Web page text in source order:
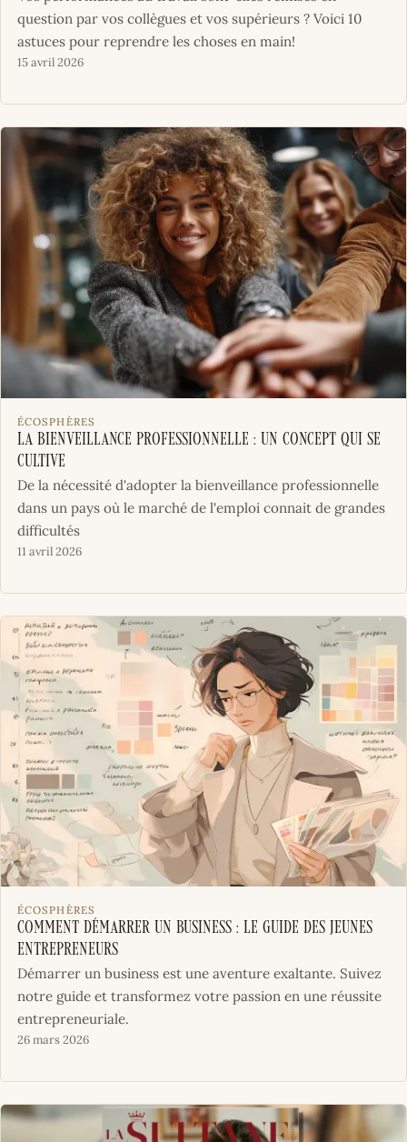
question par vos collègues et vos supérieurs ? Voici 10
astuces pour reprendre les choses en main!
15 avril 2026
ÉCOSPHÈRES
La bienveillance professionnelle : un concept qui se
cultive
De la nécessité d'adopter la bienveillance professionnelle
dans un pays où le marché de l'emploi connait de grandes
difficultés
11 avril 2026
ÉCOSPHÈRES
Comment démarrer un business : le guide des jeunes
entrepreneurs
Démarrer un business est une aventure exaltante. Suivez
notre guide et transformez votre passion en une réussite
entrepreneuriale.
26 mars 2026